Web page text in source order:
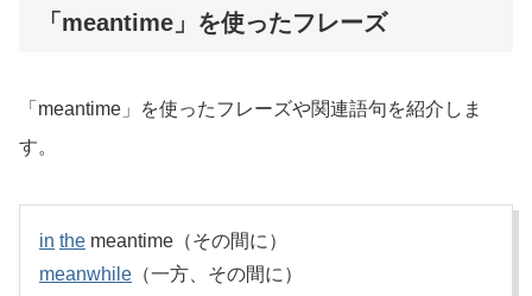
「meantime」を使ったフレーズ
「meantime」を使ったフレーズや関連語句を紹介しま
す。
in the meantime（その間に）
meanwhile （一方、その間に）